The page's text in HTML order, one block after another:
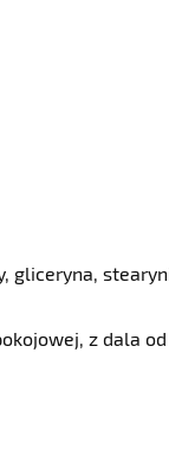
z dala od